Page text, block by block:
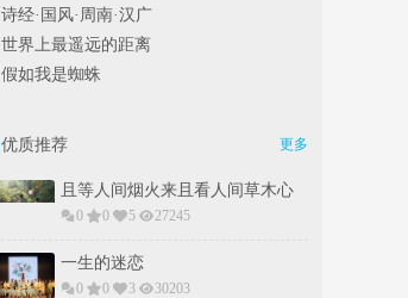
诗经·国风·周南·汉广
世界上最遥远的距离
假如我是蜘蛛
优质推荐 更多
且等人间烟火来且看人间草木心
0 0 5 27245
一生的迷恋
0 0 3 30203